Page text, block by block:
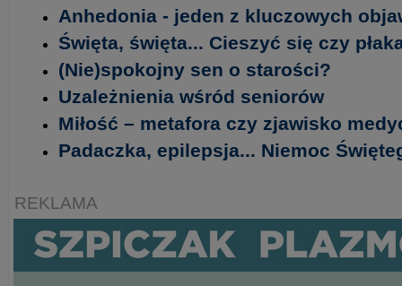
Anhedonia - jeden z kluczowych
Święta, święta... Cieszyć się czy
(Nie)spokojny sen o starości?
Uzależnienia wśród seniorów
Miłość – metafora czy zjawisko
Padaczka, epilepsja... Niemoc
REKLAMA